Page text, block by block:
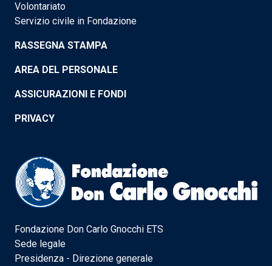
Volontariato
Servizio civile in Fondazione
RASSEGNA STAMPA
AREA DEL PERSONALE
ASSICURAZIONI E FONDI
PRIVACY
Fondazione Don Carlo Gnocchi ETS
Sede legale
Presidenza - Direzione generale